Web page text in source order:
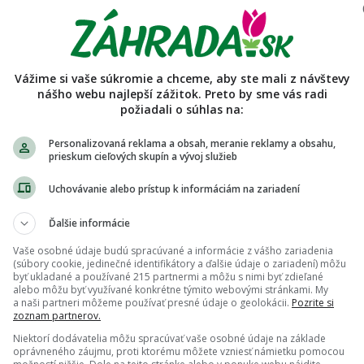
predaja používateľa
mojom bazáriku. Rastlinky a semienka, ktoré ponúkam,
poštou posielam rastlinky spravidla voľnokorenné, t.
viac
Vážime si vaše súkromie a chceme, aby ste mali z návštevy
nášho webu najlepší zážitok. Preto by sme vás radi
požiadali o súhlas na:
Personalizovaná reklama a obsah, meranie reklamy a obsahu,
prieskum cieľových skupín a vývoj služieb
Uchovávanie alebo prístup k informáciám na zariadení
Ďalšie informácie
Vaše osobné údaje budú spracúvané a informácie z vášho zariadenia
(súbory cookie, jedinečné identifikátory a ďalšie údaje o zariadení) môžu
byť ukladané a používané 215 partnermi a môžu s nimi byť zdieľané
alebo môžu byť využívané konkrétne týmito webovými stránkami. My
a naši partneri môžeme používať presné údaje o geolokácii. Pozrite si
zoznam partnerov.
Niektorí dodávatelia môžu spracúvať vaše osobné údaje na základe
oprávneného záujmu, proti ktorému môžete vzniesť námietku pomocou